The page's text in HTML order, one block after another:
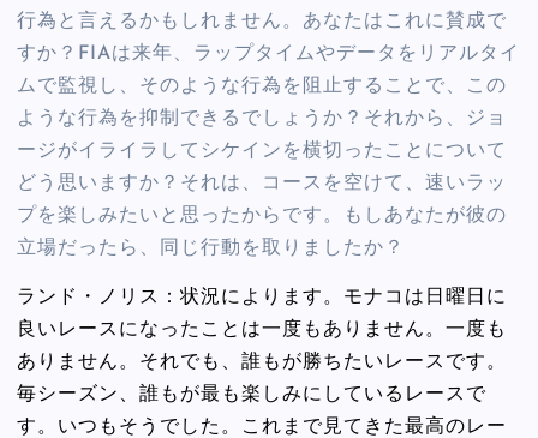
行為と言えるかもしれません。あなたはこれに賛成で
すか？FIAは来年、ラップタイムやデータをリアルタイ
ムで監視し、そのような行為を阻止することで、この
ような行為を抑制できるでしょうか？それから、ジョ
ージがイライラしてシケインを横切ったことについて
どう思いますか？それは、コースを空けて、速いラッ
プを楽しみたいと思ったからです。もしあなたが彼の
立場だったら、同じ行動を取りましたか？
ランド・ノリス：状況によります。モナコは日曜日に
良いレースになったことは一度もありません。一度も
ありません。それでも、誰もが勝ちたいレースです。
毎シーズン、誰もが最も楽しみにしているレースで
す。いつもそうでした。これまで見てきた最高のレー